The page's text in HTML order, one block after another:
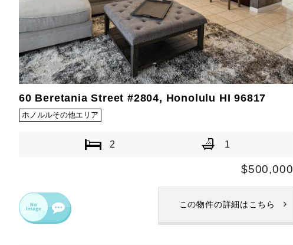
60 Beretania Street #2804, Honolulu HI 96817
ホノルルその他エリア
2 1
$500,000
この物件の詳細はこちら